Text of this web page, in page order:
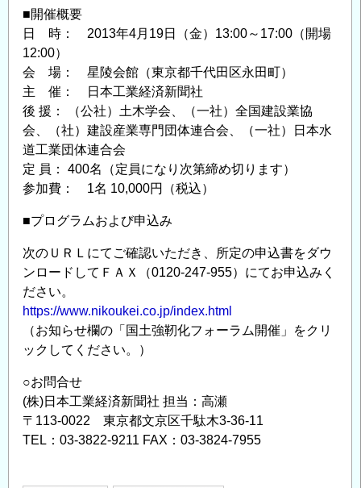
リ
ー
ン
イ
ン
フ
ラ
強
靱
(き
ょ
じ
ん)
な
く
に
づ
く
り
に
向
■開催概要
日 時： 2013年4月19日（金）13:00～17:00（開場
12:00）
会 場： 星陵会館（東京都千代田区永田町）
主 催： 日本工業経済新聞社
後 援： （公社）土木学会、（一社）全国建設業協
会、（社）建設産業専門団体連合会、（一社）日本水
道工業団体連合会
定 員： 400名（定員になり次第締め切ります）
参加費： 1名 10,000円（税込）
■プログラムおよび申込み
次のＵＲＬにてご確認いただき、所定の申込書をダウ
ンロードしてＦＡＸ（0120-247-955）にてお申込みく
ださい。
https://www.nikoukei.co.jp/index.html
（お知らせ欄の「国土強靭化フォーラム開催」をクリ
ックしてください。）
○お問合せ
(株)日本工業経済新聞社 担当：高瀬
〒113-0022 東京都文京区千駄木3-36-11
TEL：03-3822-9211 FAX：03-3824-7955